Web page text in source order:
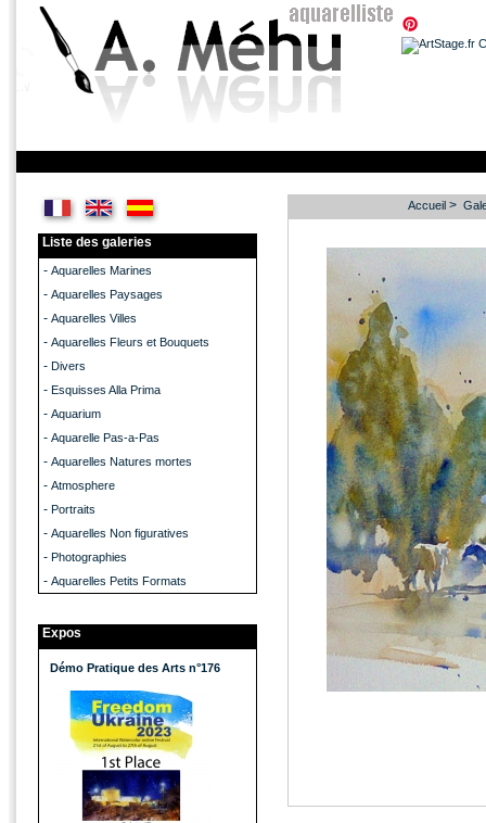
Liste des galeries
- Aquarelles Marines
- Aquarelles Paysages
- Aquarelles Villes
- Aquarelles Fleurs et Bouquets
- Divers
- Esquisses Alla Prima
- Aquarium
- Aquarelle Pas-a-Pas
- Aquarelles Natures mortes
- Atmosphere
- Portraits
- Aquarelles Non figuratives
- Photographies
- Aquarelles Petits Formats
Expos
Démo Pratique des Arts n°176
Accueil>